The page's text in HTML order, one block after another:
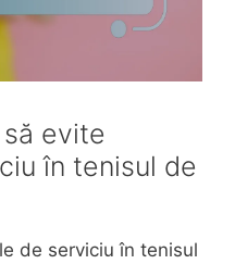
evite
în tenisul de
de serviciu în tenisul